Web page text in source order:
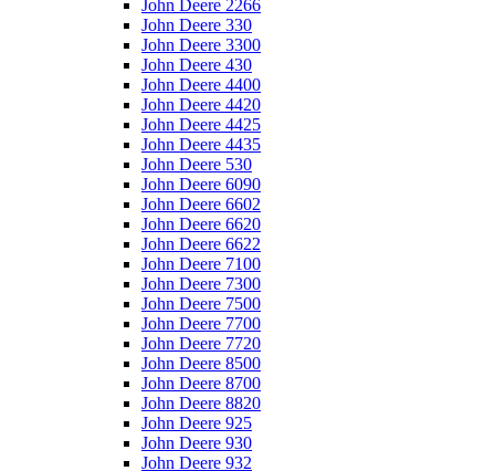
John Deere 2266
John Deere 330
John Deere 3300
John Deere 430
John Deere 4400
John Deere 4420
John Deere 4425
John Deere 4435
John Deere 530
John Deere 6090
John Deere 6602
John Deere 6620
John Deere 6622
John Deere 7100
John Deere 7300
John Deere 7500
John Deere 7700
John Deere 7720
John Deere 8500
John Deere 8700
John Deere 8820
John Deere 925
John Deere 930
John Deere 932